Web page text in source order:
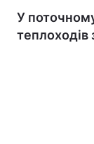
У
теплоходів